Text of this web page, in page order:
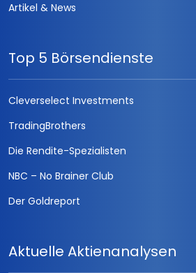
Artikel & News
Top 5 Börsendienste
Cleverselect Investments
TradingBrothers
Die Rendite-Spezialisten
NBC – No Brainer Club
Der Goldreport
Aktuelle Aktienanalysen